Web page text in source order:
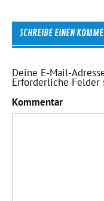
SCHREIBE EINEN
Deine E-Mail-
Erforderliche
Kommentar